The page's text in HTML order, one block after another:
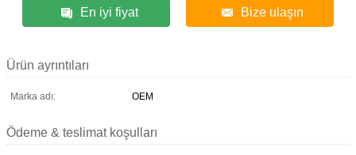
En iyi fiyat Bize ulaşın
Ürün ayrıntıları
Marka adı: OEM
Ödeme & teslimat koşulları